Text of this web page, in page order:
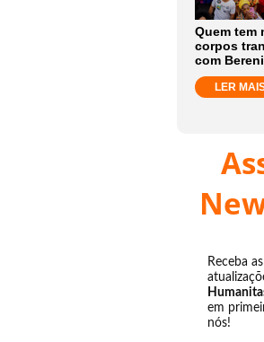
Quem tem
corpos
com
LER
Receba
em
nós!